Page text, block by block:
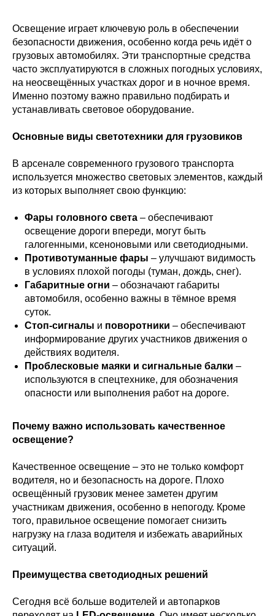
Освещение играет ключевую роль в обеспечении
безопасности движения, особенно когда речь идёт о
грузовых автомобилях. Эти транспортные средства
часто эксплуатируются в сложных погодных условиях,
на неосвещённых участках дорог и в ночное время.
Именно поэтому важно правильно подбирать и
устанавливать световое оборудование.
Основные виды светотехники для грузовиков
В арсенале современного грузового транспорта
используется множество световых элементов, каждый
из которых выполняет свою функцию:
Фары головного света – обеспечивают
освещение дороги впереди, могут быть
галогенными, ксеноновыми или светодиодными.
Противотуманные фары – улучшают видимость
в условиях плохой погоды (туман, дождь, снег).
Габаритные огни – обозначают габариты
автомобиля, особенно важны в тёмное время
суток.
Стоп-сигналы и поворотники – обеспечивают
информирование других участников движения о
действиях водителя.
Проблесковые маяки и сигнальные балки –
используются в спецтехнике, для обозначения
опасности или выполнения работ на дороге.
Почему важно использовать качественное
освещение?
Качественное освещение – это не только комфорт
водителя, но и безопасность на дороге. Плохо
освещённый грузовик менее заметен другим
участникам движения, особенно в непогоду. Кроме
того, правильное освещение помогает снизить
нагрузку на глаза водителя и избежать аварийных
ситуаций.
Преимущества светодиодных решений
Сегодня всё больше водителей и автопарков